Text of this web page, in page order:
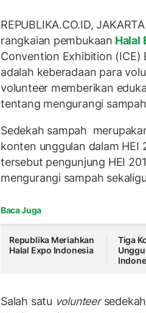
REPUBLIKA.CO.ID,
rangkaian pembukaan Halal
Convention Exhibition (ICE)
adalah keberadaan para
volunteer memberikan
tentang mengurangi
Sedekah sampah
konten unggulan dalam HEI
tersebut pengunjung HEI
mengurangi sampah
Baca Juga
Republika Meriahkan
Halal Expo Indonesia
Tiga
Salah satu volunteer